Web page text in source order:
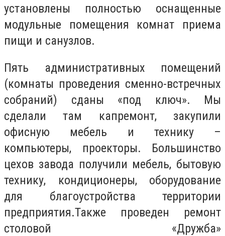
установлены полностью оснащенные
модульные помещения комнат приема
пищи и санузлов.
Пять административных помещений
(комнаты проведения сменно-встречных
собраний) сданы «под ключ». Мы
сделали там капремонт, закупили
офисную мебель и технику –
компьютеры, проекторы. Большинство
цехов завода получили мебель, бытовую
технику, кондиционеры, оборудование
для благоустройства территории
предприятия.Также проведен ремонт
столовой «Дружба»